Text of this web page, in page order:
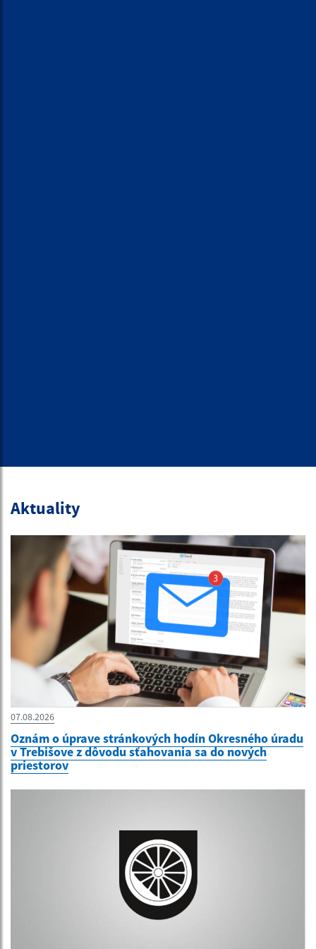
Aktuality
07.08.2026
Oznám o úprave stránkových hodín Okresného úradu
v Trebišove z dôvodu sťahovania sa do nových
priestorov